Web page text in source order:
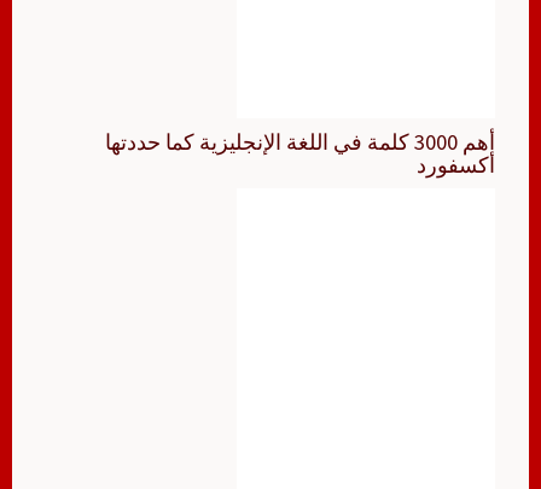
أهم 3000 كلمة في اللغة الإنجليزية كما حددتها
أكسفورد